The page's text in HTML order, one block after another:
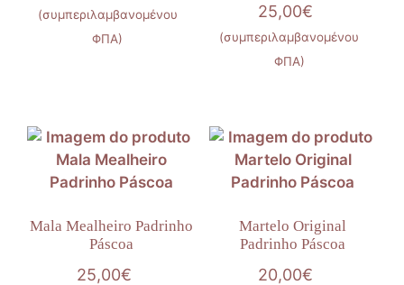
(συμπεριλαμβανομένου
ΦΠΑ)
25,00€
(συμπεριλαμβανομένου
ΦΠΑ)
Mala Mealheiro Padrinho
Páscoa
25,00€
Martelo Original
Padrinho Páscoa
20,00€